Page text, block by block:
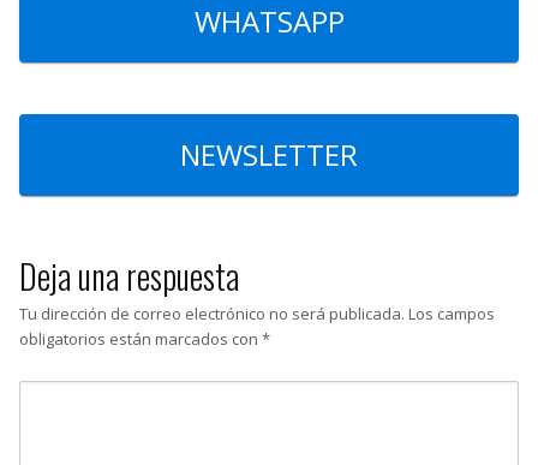
WHATSAPP
NEWSLETTER
Deja una respuesta
Tu dirección de correo electrónico no será publicada. Los campos
obligatorios están marcados con *